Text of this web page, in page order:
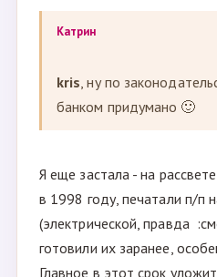
Кaтрин
kris, ну по
банком придумано 🙂
Я еще застала - на
в 1998 году, печатали п/п
(электрической, правда
готовили их заранее,
Главное в этот срок